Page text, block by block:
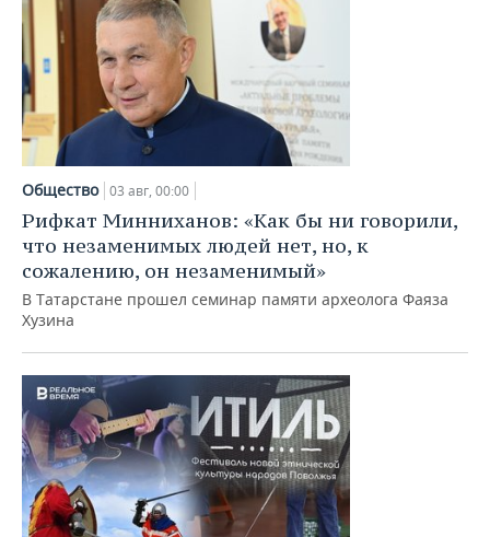
Общество 03 авг, 00:00
Рифкат Минниханов: «Как бы ни говорили,
что незаменимых людей нет, но, к
сожалению, он незаменимый»
В Татарстане прошел семинар памяти археолога Фаяза
Хузина